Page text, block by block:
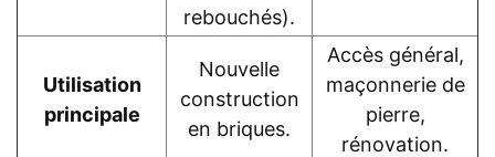
rebouchés).
Utilisation
principale
Nouvelle
construction
en briques.
Accès général,
maçonnerie de
pierre,
rénovation.